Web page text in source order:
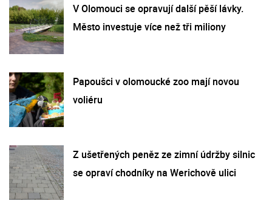
V Olomouci se opravují další pěší lávky.
Město investuje více než tři miliony
Papoušci v olomoucké zoo mají novou
voliéru
Z ušetřených peněz ze zimní údržby silnic
se opraví chodníky na Werichově ulici